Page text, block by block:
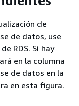
de
de datos, use
RDS. Si hay
en la columna
de datos en la
en esta figura.